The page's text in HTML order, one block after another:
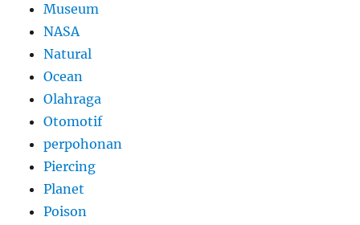
Museum
NASA
Natural
Ocean
Olahraga
Otomotif
perpohonan
Piercing
Planet
Poison